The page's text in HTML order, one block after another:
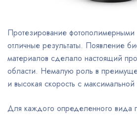
Протезирование
отличные результаты. Появление
материалов сделало настоящий
области. Немалую роль в
и высокая скорость с максимальной
Для каждого определенного вида